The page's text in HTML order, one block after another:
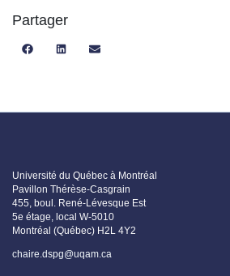
Partager
Share
ShareShare
Université du Québec à Montréal
Pavillon Thérèse-Casgrain
455, boul. René-Lévesque Est
5e étage, local W-5010
Montréal (Québec) H2L 4Y2
chaire.dspg@uqam.ca